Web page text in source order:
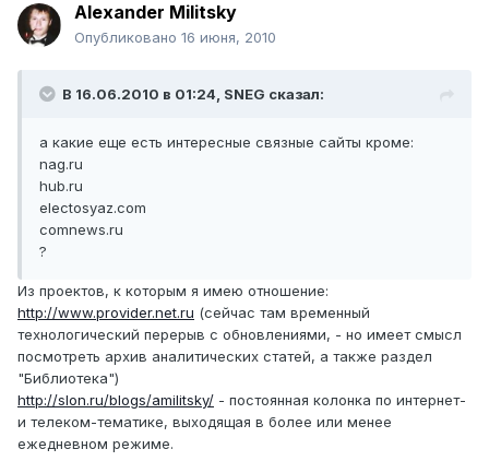
Alexander Militsky
Опубликовано 16 июня, 2010
В 16.06.2010 в 01:24, SNEG сказал:
а какие еще есть интересные связные сайты кроме:
nag.ru
hub.ru
electosyaz.com
comnews.ru
?
Из проектов, к которым я имею отношение:
http://www.provider.net.ru (сейчас там временный
технологический перерыв с обновлениями, - но имеет смысл
посмотреть архив аналитических статей, а также раздел
"Библиотека")
http://slon.ru/blogs/amilitsky/ - постоянная колонка по интернет-
и телеком-тематике, выходящая в более или менее
ежедневном режиме.